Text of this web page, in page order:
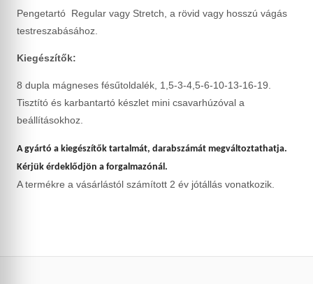
Pengetartó Regular vagy Stretch, a rövid vagy hosszú vágás
testreszabásához.
Kiegészítők:
8 dupla mágneses fésűtoldalék, 1,5-3-4,5-6-10-13-16-19.
Tisztító és karbantartó készlet mini csavarhúzóval a
beállításokhoz.
A gyártó a kiegészítők tartalmát, darabszámát megváltoztathatja.
Kérjük érdeklődjön a forgalmazónál.
A termékre a vásárlástól számított 2 év jótállás vonatkozik.